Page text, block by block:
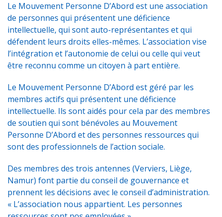
Le Mouvement Personne D’Abord est une association
de personnes qui présentent une déficience
intellectuelle, qui sont auto-représentantes et qui
défendent leurs droits elles-mêmes. L’association vise
l’intégration et l’autonomie de celui ou celle qui veut
être reconnu comme un citoyen à part entière.
Le Mouvement Personne D’Abord est géré par les
membres actifs qui présentent une déficience
intellectuelle. Ils sont aidés pour cela par des membres
de soutien qui sont bénévoles au Mouvement
Personne D’Abord et des personnes ressources qui
sont des professionnels de l’action sociale.
Des membres des trois antennes (Verviers, Liège,
Namur) font partie du conseil de gouvernance et
prennent les décisions avec le conseil d’administration.
« L’association nous appartient. Les personnes